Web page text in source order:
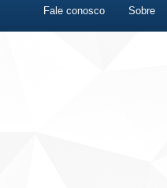
Fale conosco Sobre